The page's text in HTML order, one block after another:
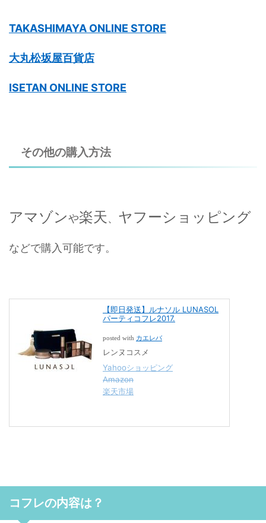
TAKASHIMAYA ONLINE STORE
大丸松坂屋百貨店
ISETAN ONLINE STORE
その他の購入方法
アマゾンや楽天、 ヤフーショッピング
などで購入可能です。
【即日発送】ルナソル LUNASOL
パーティコフレ2017.
posted with カエレバ
レンヌコスメ
Yahooショッピング
Amazon
楽天市場
コフレの内容は？